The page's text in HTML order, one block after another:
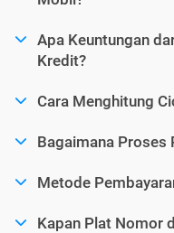
Apa Keuntungan
Kredit?
Cara Menghitung
Bagaimana Proses
Metode
Kapan Plat Nomor